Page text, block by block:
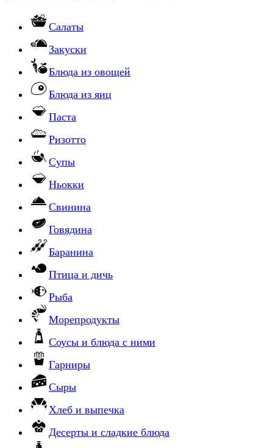
Салаты
Закуски
Блюда из овощей
Блюда из яиц
Паста
Ризотто
Супы
Ньокки
Свинина
Говядина
Баранина
Птица и дичь
Рыба
Морепродукты
Соусы и блюда с ними
Гарниры
Сыры
Хлеб и выпечка
Десерты и сладкие блюда